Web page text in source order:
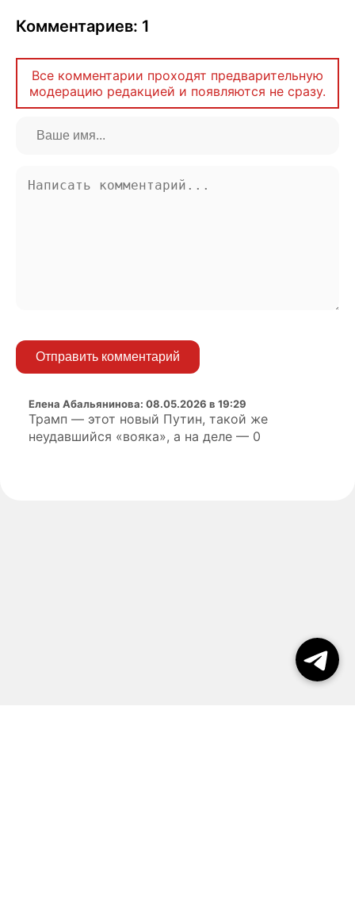
Комментариев: 1
Все комментарии проходят предварительную
модерацию редакцией и появляются не сразу.
Отправить комментарий
Елена Абальянинова: 08.05.2026 в 19:29
Трамп — этот новый Путин, такой же
неудавшийся «вояка», а на деле — 0